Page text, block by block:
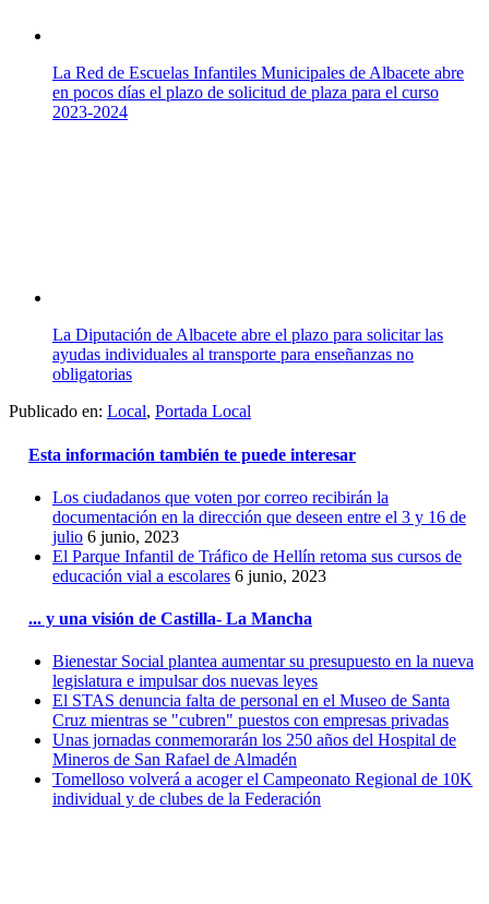
La Red de Escuelas Infantiles Municipales de Albacete abre
en pocos días el plazo de solicitud de plaza para el curso
2023-2024
La Diputación de Albacete abre el plazo para solicitar las
ayudas individuales al transporte para enseñanzas no
obligatorias
Publicado en: Local, Portada Local
Esta información también te puede interesar
Los ciudadanos que voten por correo recibirán la
documentación en la dirección que deseen entre el 3 y 16 de
julio 6 junio, 2023
El Parque Infantil de Tráfico de Hellín retoma sus cursos de
educación vial a escolares 6 junio, 2023
... y una visión de Castilla- La Mancha
Bienestar Social plantea aumentar su presupuesto en la nueva
legislatura e impulsar dos nuevas leyes
El STAS denuncia falta de personal en el Museo de Santa
Cruz mientras se "cubren" puestos con empresas privadas
Unas jornadas conmemorarán los 250 años del Hospital de
Mineros de San Rafael de Almadén
Tomelloso volverá a acoger el Campeonato Regional de 10K
individual y de clubes de la Federación